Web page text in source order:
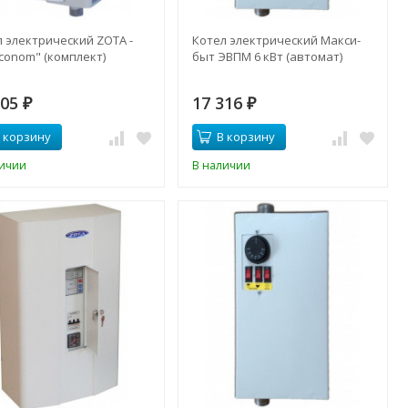
электрический ZOTA -
(комплект)
₽
корзину
Котел электрический Макси-
быт ЭВПМ 6 кВт (автомат)
17 316 ₽
В корзину
В наличии